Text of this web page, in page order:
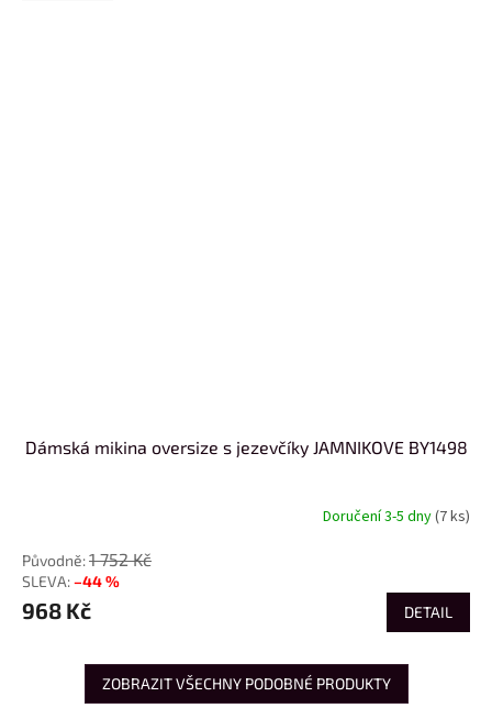
Dámská mikina oversize s jezevčíky JAMNIKOVE BY1498
Doručení 3-5 dny(7 ks)
1 752 Kč
–44 %
968 Kč DETAIL
ZOBRAZIT VŠECHNY PODOBNÉ PRODUKTY